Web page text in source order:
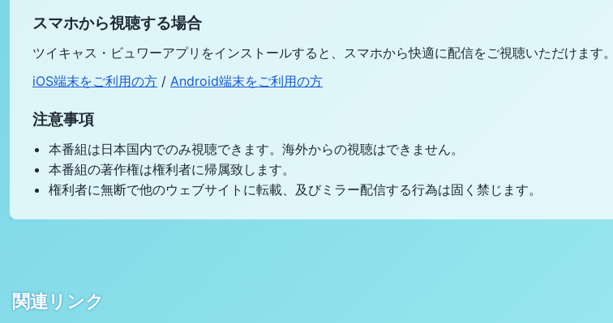
スマホから視聴する場合
ツイキャス・ビュワーアプリをインストールすると、スマホから快適に配信をご視聴いただけます。
iOS端末をご利用の方 / Android端末をご利用の方
注意事項
本番組は日本国内でのみ視聴できます。海外からの視聴はできません。
本番組の著作権は権利者に帰属致します。
権利者に無断で他のウェブサイトに転載、及びミラー配信する行為は固く禁じます。
関連リンク